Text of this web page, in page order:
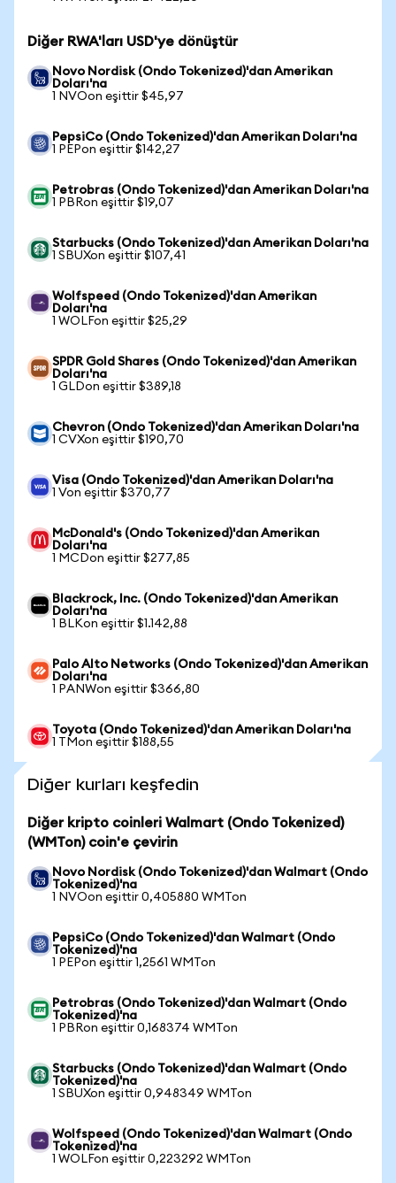
Diğer RWA'ları USD'ye dönüştür
Novo Nordisk (Ondo Tokenized)'dan Amerikan
Doları'na
1 NVOon eşittir $45,97
PepsiCo (Ondo Tokenized)'dan Amerikan Doları'na
1 PEPon eşittir $142,27
Petrobras (Ondo Tokenized)'dan Amerikan Doları'na
1 PBRon eşittir $19,07
Starbucks (Ondo Tokenized)'dan Amerikan Doları'na
1 SBUXon eşittir $107,41
Wolfspeed (Ondo Tokenized)'dan Amerikan
Doları'na
1 WOLFon eşittir $25,29
SPDR Gold Shares (Ondo Tokenized)'dan Amerikan
Doları'na
1 GLDon eşittir $389,18
Chevron (Ondo Tokenized)'dan Amerikan Doları'na
1 CVXon eşittir $190,70
Visa (Ondo Tokenized)'dan Amerikan Doları'na
1 Von eşittir $370,77
McDonald's (Ondo Tokenized)'dan Amerikan
Doları'na
1 MCDon eşittir $277,85
Blackrock, Inc. (Ondo Tokenized)'dan Amerikan
Doları'na
1 BLKon eşittir $1.142,88
Palo Alto Networks (Ondo Tokenized)'dan Amerikan
Doları'na
1 PANWon eşittir $366,80
Toyota (Ondo Tokenized)'dan Amerikan Doları'na
1 TMon eşittir $188,55
Diğer kurları keşfedin
Diğer kripto coinleri Walmart (Ondo Tokenized)
(WMTon) coin'e çevirin
Novo Nordisk (Ondo Tokenized)'dan Walmart (Ondo
Tokenized)'na
1 NVOon eşittir 0,405880 WMTon
PepsiCo (Ondo Tokenized)'dan Walmart (Ondo
Tokenized)'na
1 PEPon eşittir 1,2561 WMTon
Petrobras (Ondo Tokenized)'dan Walmart (Ondo
Tokenized)'na
1 PBRon eşittir 0,168374 WMTon
Starbucks (Ondo Tokenized)'dan Walmart (Ondo
Tokenized)'na
1 SBUXon eşittir 0,948349 WMTon
Wolfspeed (Ondo Tokenized)'dan Walmart (Ondo
Tokenized)'na
1 WOLFon eşittir 0,223292 WMTon